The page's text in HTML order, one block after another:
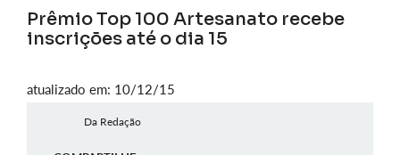
Prêmio Top 100 Artesanato recebe
inscrições até o dia 15
atualizado em: 10/12/15
Da Redação